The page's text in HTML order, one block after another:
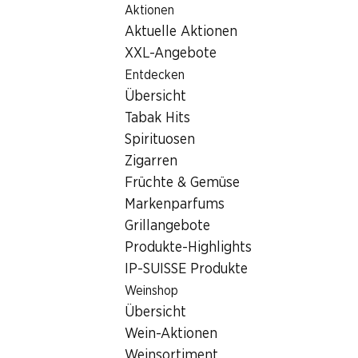
Aktionen
Aktuelle Aktionen
XXL-Angebote
Entdecken
Übersicht
Tabak Hits
Spirituosen
Zigarren
Früchte & Gemüse
Markenparfums
Grillangebote
Produkte-Highlights
IP-SUISSE Produkte
Weinshop
Übersicht
Wein-Aktionen
Filialsuche
Denner Filiale Rue Camus 6, 1470 Estavayer-le-Lac
1470 Estavayer-le-Lac
Rue Camus 6, 1470 Estavayer-le-Lac
Öffnungszeiten